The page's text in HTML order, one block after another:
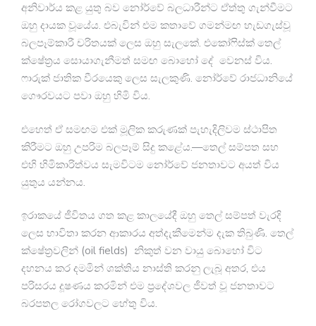
අනිවාර්ය කළ යුතු බව නෝර්වේ බලධාරීන්ට ඒත්තු ගැන්වීමට
ඔහු දායක වූයේය. එබැවින් එම කතාවේ ගමන්මඟ හැඩගැස්වූ
බලපෑම්කාරී චරිතයක් ලෙස ඔහු සැලකේ. එකෝෆිස්ක් තෙල්
ක්ෂේත්‍රය සොයාගැනීමත් සමඟ බොහෝ දේ වෙනස් විය.
ෆාරුක් ජාතික වීරයෙකු ලෙස සැලකුණි. නෝර්වේ රාජධානියේ
ගෞරවයට පවා ඔහු හිමි විය.
එහෙත් ඒ සමඟම එක් මූලික කරුණක් පැහැදිලිවම ස්ථාපිත
කිරීමට ඔහු උපරිම බලපෑම් සිදු කළේය.—තෙල් සම්පත සහ
එහි හිමිකාරිත්වය සැමවිටම නෝර්වේ ජනතාවට අයත් විය
යුතුය යන්නය.
ඉරාකයේ ජීවිතය ගත කළ කාලයේදී ඔහු තෙල් සම්පත් වැරදි
ලෙස භාවිතා කරන ආකාරය අත්දැකීමෙන්ම දැක තිබුණි. තෙල්
ක්ෂේත්‍රවලින් (oil fields) නිකුත් වන වායු බොහෝ විට
දහනය කර දමමින් ශක්තිය නාස්ති කරනු ලැබූ අතර, එය
පරිසරය දූෂණය කරමින් එම ප්‍රදේශවල ජීවත් වූ ජනතාවට
බරපතල රෝගවලට හේතු විය.